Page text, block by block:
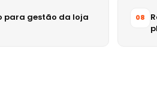
para gestão da loja 08